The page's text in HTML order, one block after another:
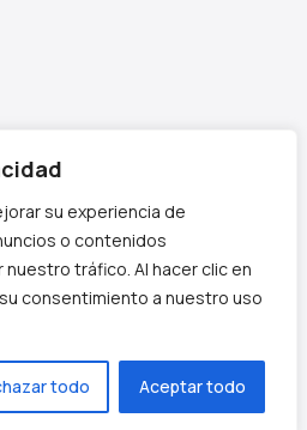
su experiencia de
o contenidos
tráfico. Al hacer clic en
consentimiento a nuestro uso
todo Aceptar todo
© | Todos los derechos reservados